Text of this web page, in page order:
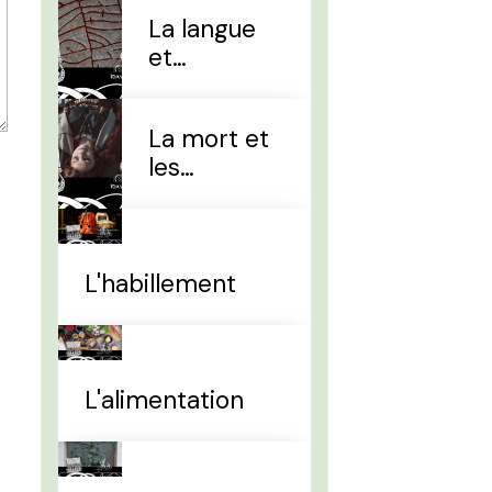
La langue
et
La mort et
les
L'habillement
L'alimentation